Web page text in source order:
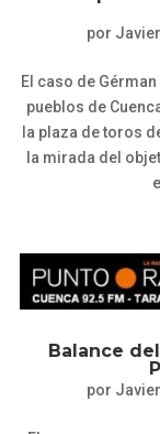
por
El caso de
pueblos de
la plaza de toros
la mirada del
Balance
por